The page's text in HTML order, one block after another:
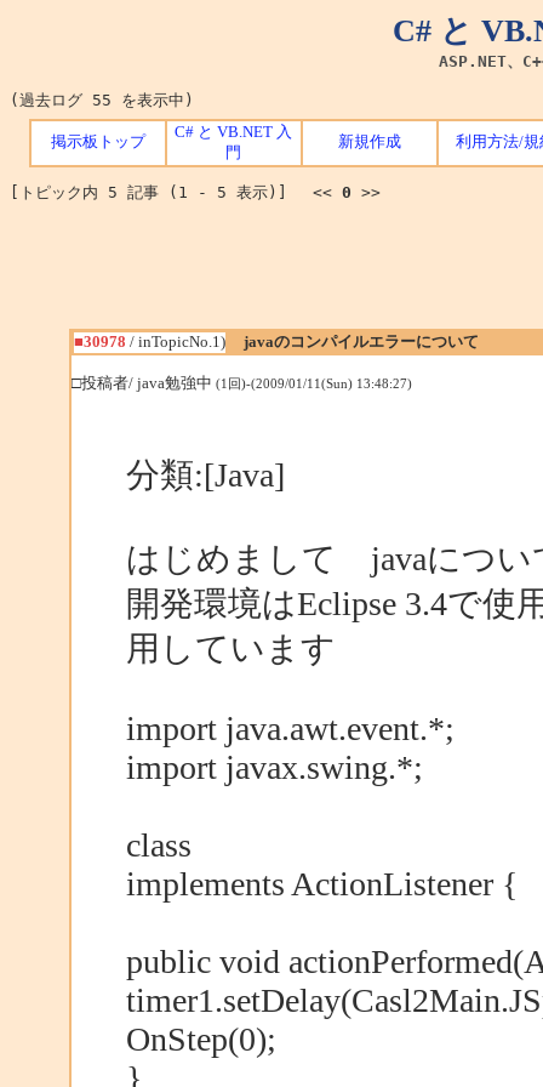
C# と
ASP.NET、
(過去ログ 55 を表示中)
掲示板トップ
C# と VB.NET 入
門
新規作成 利用方法/規
[トピック内 5 記事 (1 - 5 表示)] << 0 >>
■30978 / inTopicNo.1) javaのコンパイルエラーについて
□投稿者/ java勉強中 (1回)-(2009/01/11(Sun) 13:48:27)
分類:[Java]
はじめまして javaについ
開発環境はEclipse 3.4で
用しています
import java.awt.event.*;
import javax.swing.*;
class
implements ActionListener {
public void
OnStep(0);
}